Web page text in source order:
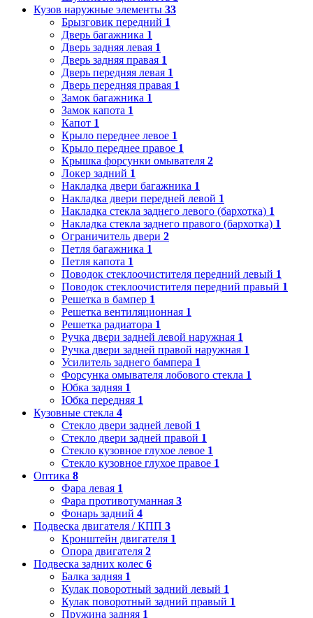
Кузов наружные элементы 33
Брызговик передний 1
Дверь багажника 1
Дверь задняя левая 1
Дверь задняя правая 1
Дверь передняя левая 1
Дверь передняя правая 1
Замок багажника 1
Замок капота 1
Капот 1
Крыло переднее левое 1
Крыло переднее правое 1
Крышка форсунки омывателя 2
Локер задний 1
Накладка двери багажника 1
Накладка двери передней левой 1
Накладка стекла заднего левого (бархотка) 1
Накладка стекла заднего правого (бархотка) 1
Ограничитель двери 2
Петля багажника 1
Петля капота 1
Поводок стеклоочистителя передний левый 1
Поводок стеклоочистителя передний правый 1
Решетка в бампер 1
Решетка вентиляционная 1
Решетка радиатора 1
Ручка двери задней левой наружная 1
Ручка двери задней правой наружная 1
Усилитель заднего бампера 1
Форсунка омывателя лобового стекла 1
Юбка задняя 1
Юбка передняя 1
Кузовные стекла 4
Стекло двери задней левой 1
Стекло двери задней правой 1
Стекло кузовное глухое левое 1
Стекло кузовное глухое правое 1
Оптика 8
Фара левая 1
Фара противотуманная 3
Фонарь задний 4
Подвеска двигателя / КПП 3
Кронштейн двигателя 1
Опора двигателя 2
Подвеска задних колес 6
Балка задняя 1
Кулак поворотный задний левый 1
Кулак поворотный задний правый 1
Пружина задняя 1